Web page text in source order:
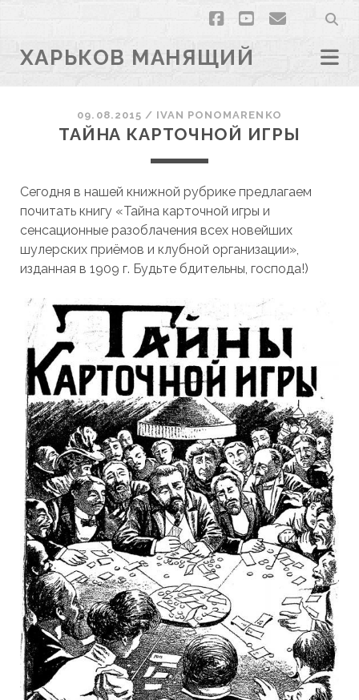
facebook
youtubeemail
ХАРЬКОВ МАНЯЩИЙ
09.08.2015 / ІVAN PONOMARENKO
ТАЙНА КАРТОЧНОЙ ИГРЫ
Сегодня в нашей книжной рубрике предлагаем
почитать книгу «Тайна карточной игры и
сенсационные разоблачения всех новейших
шулерских приёмов и клубной организации»,
изданная в 1909 г. Будьте бдительны, господа!)